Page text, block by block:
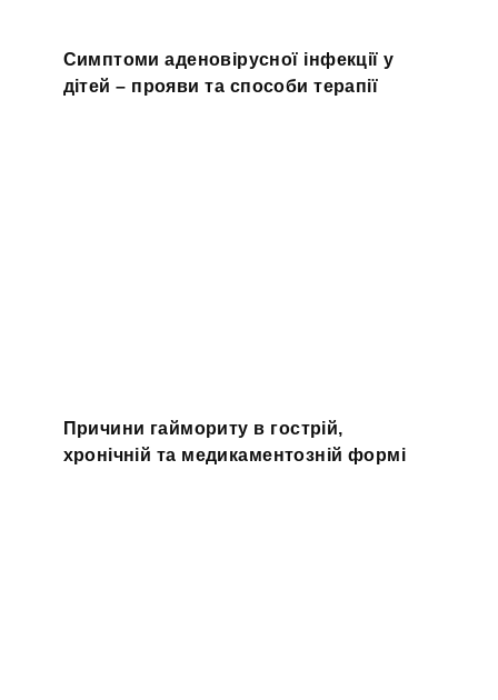
Симптоми аденовірусної інфекції у
дітей – прояви та способи терапії
Причини гаймориту в гострій,
хронічній та медикаментозній формі